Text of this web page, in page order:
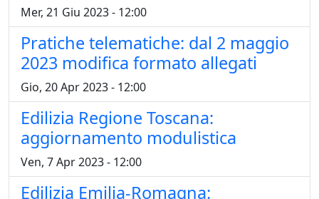
Mer, 21 Giu 2023 - 12:00
Pratiche telematiche: dal 2 maggio
2023 modifica formato allegati
Gio, 20 Apr 2023 - 12:00
Edilizia Regione Toscana:
aggiornamento modulistica
Ven, 7 Apr 2023 - 12:00
Edilizia Emilia-Romagna: